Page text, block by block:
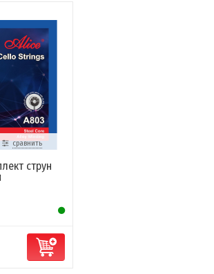
сравнить
струн